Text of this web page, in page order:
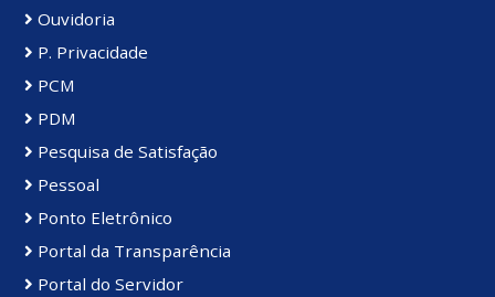
Ouvidoria
P. Privacidade
PCM
PDM
Pesquisa de Satisfação
Pessoal
Ponto Eletrônico
Portal da Transparência
Portal do Servidor